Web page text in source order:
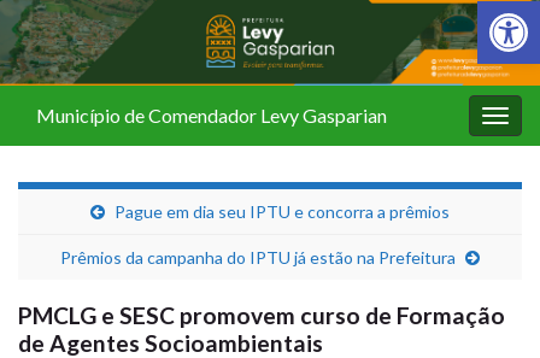
Barra de
Município de Comendador Levy Gasparian
Pague em dia seu IPTU e concorra a prêmios
Prêmios da campanha do IPTU já estão na Prefeitura
PMCLG e SESC promovem curso de Formação
de Agentes Socioambientais